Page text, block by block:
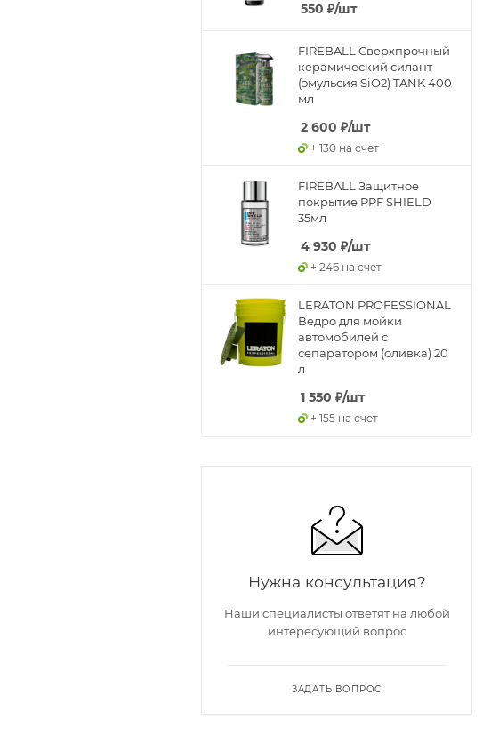
550 ₽/шт
FIREBALL Сверхпрочный
керамический силант
(эмульсия SiO2) TANK 400
мл
2 600 ₽/шт
+ 130 на счет
FIREBALL Защитное
покрытие PPF SHIELD
35мл
4 930 ₽/шт
+ 246 на счет
LERATON PROFESSIONAL
Ведро для мойки
автомобилей с
сепаратором (оливка) 20
л
1 550 ₽/шт
+ 155 на счет
Нужна консультация?
Наши специалисты ответят на любой
интересующий вопрос
ЗАДАТЬ ВОПРОС